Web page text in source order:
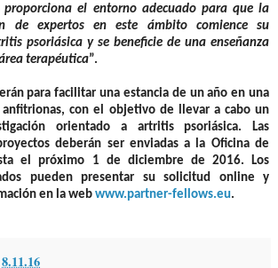
proporciona el entorno adecuado para que la
de expertos en este ámbito comience su
psoriásica y se beneficie de una enseñanza
terapéutica”.
para facilitar una estancia de un año en una
con el objetivo de llevar a cabo un
orientado a artritis psoriásica. Las
deberán ser enviadas a la Oficina de
el próximo 1 de diciembre de 2016. Los
pueden presentar su solicitud online y
en la web www.partner-fellows.eu.
8.11.16